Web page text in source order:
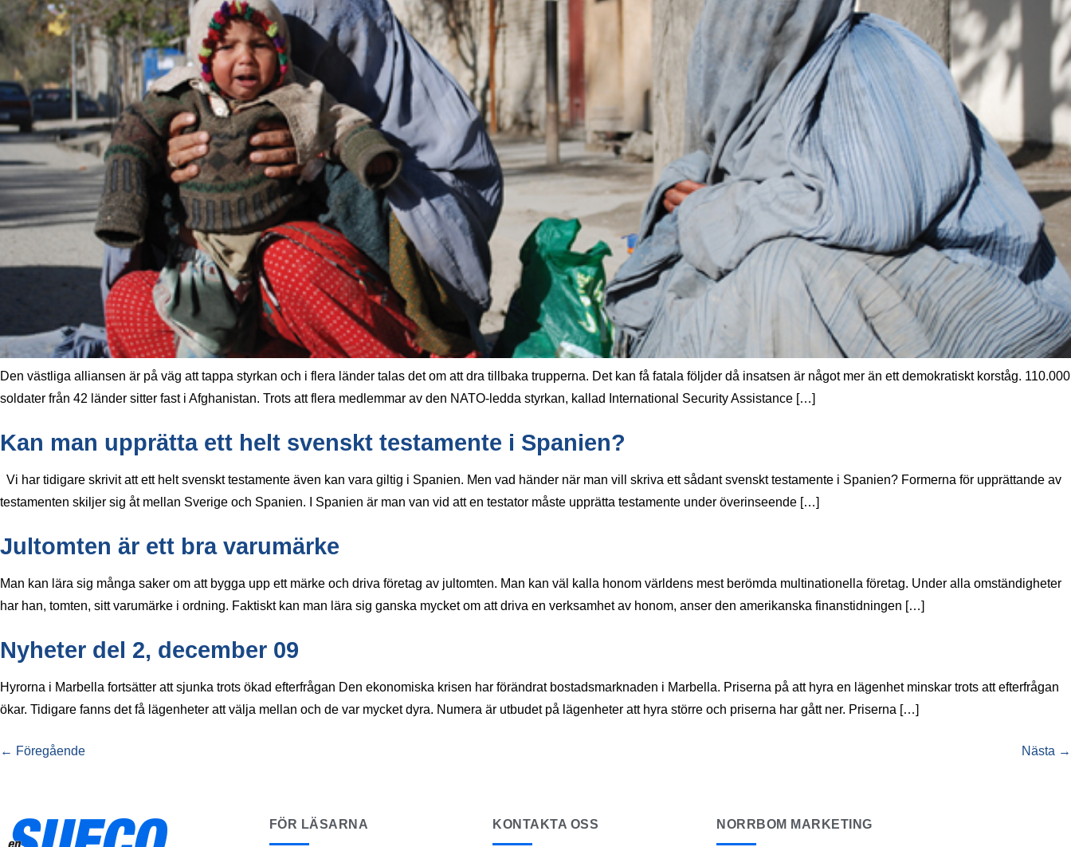
Den västliga alliansen är på väg att tappa styrkan och i flera länder talas det om att dra tillbaka trupperna. Det kan få fatala följder då insatsen är något mer än ett demokratiskt korståg. 110.000
soldater från 42 länder sitter fast i Afghanistan. Trots att flera medlemmar av den NATO-ledda styrkan, kallad International Security Assistance […]
Kan man upprätta ett helt svenskt testamente i Spanien?
Vi har tidigare skrivit att ett helt svenskt testamente även kan vara giltig i Spanien. Men vad händer när man vill skriva ett sådant svenskt testamente i Spanien? Formerna för upprättande av
testamenten skiljer sig åt mellan Sverige och Spanien. I Spanien är man van vid att en testator måste upprätta testamente under överinseende […]
Jultomten är ett bra varumärke
Man kan lära sig många saker om att bygga upp ett märke och driva företag av jultomten. Man kan väl kalla honom världens mest berömda multinationella företag. Under alla omständigheter
har han, tomten, sitt varumärke i ordning. Faktiskt kan man lära sig ganska mycket om att driva en verksamhet av honom, anser den amerikanska finanstidningen […]
Nyheter del 2, december 09
Hyrorna i Marbella fortsätter att sjunka trots ökad efterfrågan Den ekonomiska krisen har förändrat bostadsmarknaden i Marbella. Priserna på att hyra en lägenhet minskar trots att efterfrågan
ökar. Tidigare fanns det få lägenheter att välja mellan och de var mycket dyra. Numera är utbudet på lägenheter att hyra större och priserna har gått ner. Priserna […]
← Föregående Nästa →
FÖR LÄSARNA KONTAKTA OSS NORRBOM MARKETING